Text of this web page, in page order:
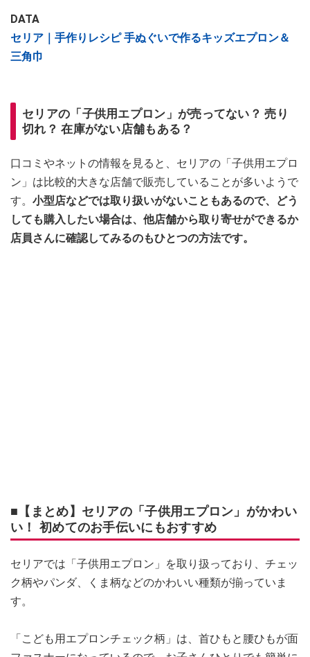
DATA
セリア｜手作りレシピ 手ぬぐいで作るキッズエプロン＆
三角巾
セリアの「子供用エプロン」が売ってない？ 売り
切れ？ 在庫がない店舗もある？
口コミやネットの情報を見ると、セリアの「子供用エプロ
ン」は比較的大きな店舗で販売していることが多いようで
す。 小型店などでは取り扱いがないこともあるので、どう
しても購入したい場合は、他店舗から取り寄せができるか
店員さんに確認してみるのもひとつの方法です。
■【まとめ】セリアの「子供用エプロン」がかわい
い！ 初めてのお手伝いにもおすすめ
セリアでは「子供用エプロン」を取り扱っており、チェッ
ク柄やパンダ、くま柄などのかわいい種類が揃っていま
す。
「こども用エプロンチェック柄」は、首ひもと腰ひもが面